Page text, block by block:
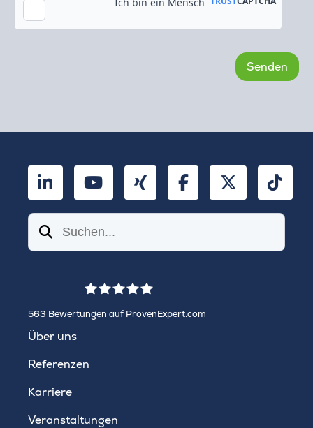
Kopie an meine E-Mail-Adresse senden
LinkedInYouTubeXing FacebookTwitter
Suchen
563 Bewertungen auf ProvenExpert.com
Über uns
Referenzen
Karriere
Veranstaltungen